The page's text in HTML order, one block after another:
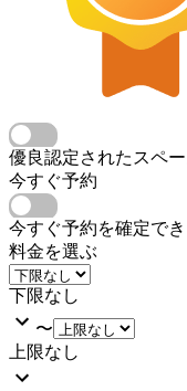
優良認定されたスペ
今すぐ予約
今すぐ予約を確定で
料金を選ぶ
下限なし
〜
上限なし